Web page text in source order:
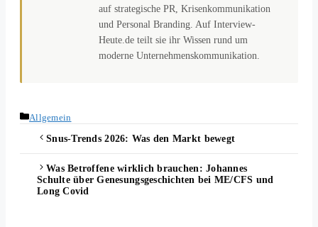
auf strategische PR, Krisenkommunikation
und Personal Branding. Auf Interview-
Heute.de teilt sie ihr Wissen rund um
moderne Unternehmenskommunikation.
Kategorien
Allgemein
Snus-Trends 2026: Was den Markt bewegt
Was Betroffene wirklich brauchen: Johannes
Schulte über Genesungsgeschichten bei ME/CFS und
Long Covid